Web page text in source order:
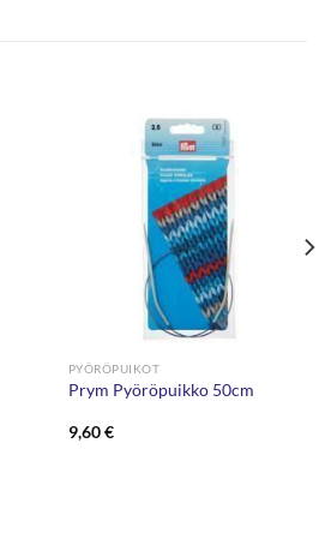
PYÖRÖPUIKOT
Prym Pyöröpuikko 50cm
9,60€